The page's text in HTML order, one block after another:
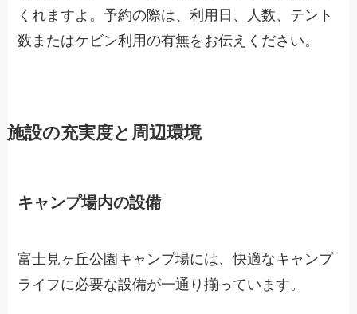
くれますよ。予約の際は、利用日、人数、テント
数またはケビン利用の有無をお伝えください。
施設の充実度と周辺環境
キャンプ場内の設備
富士見ヶ丘公園キャンプ場には、快適なキャンプ
ライフに必要な設備が一通り揃っています。